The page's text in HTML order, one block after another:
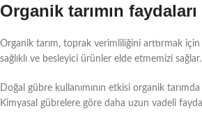
Organik tarımın
Organik tarım, toprak verimliliğini arttırmak
sağlıklı ve besleyici ürünler elde etmemizi sağlar.
Doğal gübre kullanımının etkisi organik
Kimyasal gübrelere göre daha uzun vadeli